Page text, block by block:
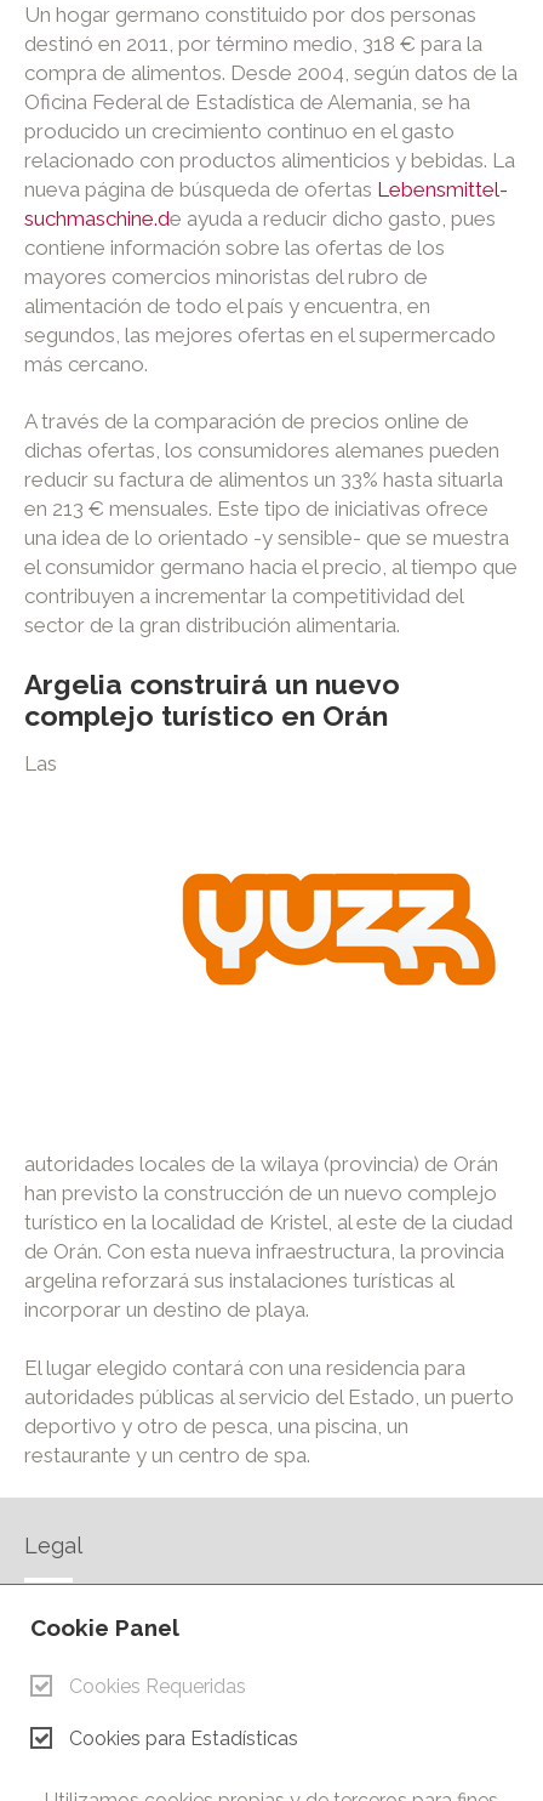
Un hogar germano constituido por dos personas
destinó en 2011, por término medio, 318 € para la
compra de alimentos. Desde 2004, según datos de la
Oficina Federal de Estadística de Alemania, se ha
producido un crecimiento continuo en el gasto
relacionado con productos alimenticios y bebidas. La
nueva página de búsqueda de ofertas Lebensmittel-
suchmaschine.de ayuda a reducir dicho gasto, pues
contiene información sobre las ofertas de los
mayores comercios minoristas del rubro de
alimentación de todo el país y encuentra, en
segundos, las mejores ofertas en el supermercado
más cercano.
A través de la comparación de precios online de
dichas ofertas, los consumidores alemanes pueden
reducir su factura de alimentos un 33% hasta situarla
en 213 € mensuales. Este tipo de iniciativas ofrece
una idea de lo orientado -y sensible- que se muestra
el consumidor germano hacia el precio, al tiempo que
contribuyen a incrementar la competitividad del
sector de la gran distribución alimentaria.
Argelia construirá un nuevo
complejo turístico en Orán
Las
autoridades locales de la wilaya (provincia) de Orán
han previsto la construcción de un nuevo complejo
turístico en la localidad de Kristel, al este de la ciudad
de Orán. Con esta nueva infraestructura, la provincia
argelina reforzará sus instalaciones turísticas al
incorporar un destino de playa.
El lugar elegido contará con una residencia para
autoridades públicas al servicio del Estado, un puerto
deportivo y otro de pesca, una piscina, un
restaurante y un centro de spa.
Legal
AVISO LEGAL
CONTACTO
Cámara de Comercio e Industria de Ciudad Real. Todos los
Cookie Panel
Cookies Requeridas
Cookies para Estadísticas